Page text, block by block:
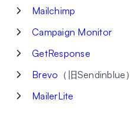
Mailchimp
Campaign Monitor
GetResponse
Brevo （旧Sendinblue）
MailerLite